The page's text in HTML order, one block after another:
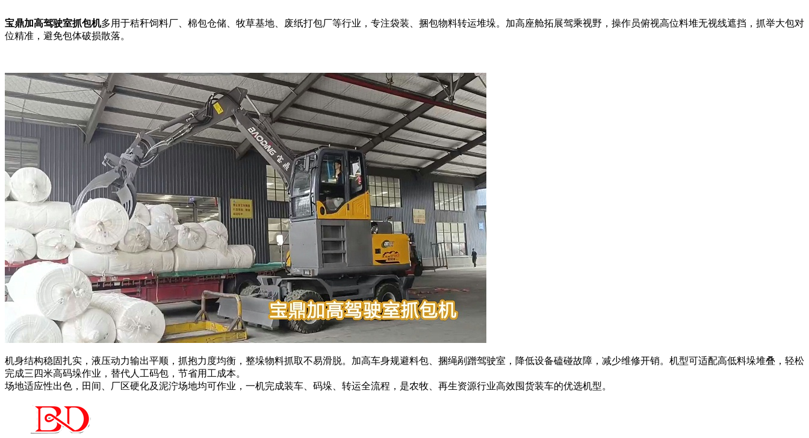
宝鼎加高驾驶室抓包机多用于秸秆饲料厂、棉包仓储、牧草基地、废纸打包厂等行业，专注袋装、捆包物料转运堆垛。加高座舱拓展驾乘视野，操作员俯视高位料堆无视线遮挡，抓举大包对
位精准，避免包体破损散落。
机身结构稳固扎实，液压动力输出平顺，抓抱力度均衡，整垛物料抓取不易滑脱。加高车身规避料包、捆绳剐蹭驾驶室，降低设备磕碰故障，减少维修开销。机型可适配高低料垛堆叠，轻松
完成三四米高码垛作业，替代人工码包，节省用工成本。
场地适应性出色，田间、厂区硬化及泥泞场地均可作业，一机完成装车、码垛、转运全流程，是农牧、再生资源行业高效囤货装车的优选机型。